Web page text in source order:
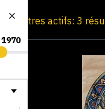
Filtres actifs: 3